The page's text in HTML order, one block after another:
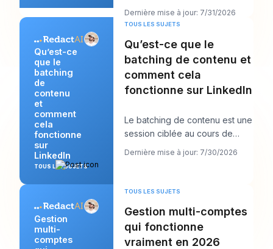
en font trop dans la mauvaise
direction. E
Dernière mise à jour: 7/31/2026
Qu’est-ce
que le
batching
de
contenu
et
comment
cela
fonctionne
sur
LinkedIn
TOUS LES SUJETS
TOUS LES SUJETS
Qu’est-ce que le
batching de contenu et
comment cela
fonctionne sur LinkedIn
Le batching de contenu est une
session ciblée au cours de
laquelle vous créez plusieurs
Dernière mise à jour: 7/30/2026
Gestion
multi-
comptes
TOUS LES SUJETS
Gestion multi-comptes
qui fonctionne
vraiment en 2026